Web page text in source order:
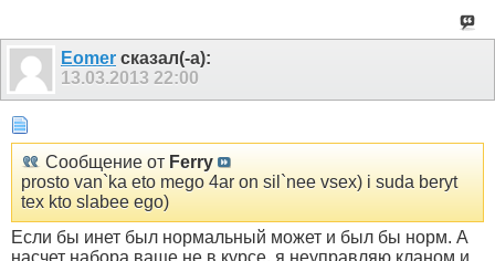
Eomer сказал(-а):
13.03.2013 22:00
Сообщение от Ferry
prosto van`ka eto mego 4ar on sil`nee vsex) i suda beryt
tex kto slabee ego)
Если бы инет был нормальный может и был бы норм. А
насчет набора ваще не в курсе, я неуправляю кланом и